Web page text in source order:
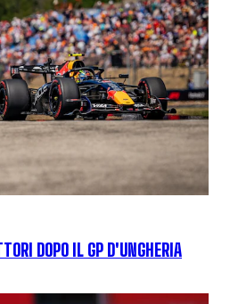
DOPO IL GP D'UNGHERIA